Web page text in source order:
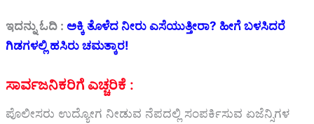
ಇದನ್ನು ಓದಿ : ಅಕ್ಕಿ ತೊಳೆದ ನೀರು ಎಸೆಯುತ್ತೀರಾ? ಹೀಗೆ ಬಳಸಿದರೆ
ಗಿಡಗಳಲ್ಲಿ ಹಸಿರು ಚಮತ್ಕಾರ!
ಸಾರ್ವಜನಿಕರಿಗೆ ಎಚ್ಚರಿಕೆ :
ಪೊಲೀಸರು ಉದ್ಯೋಗ ನೀಡುವ ನೆಪದಲ್ಲಿ ಸಂಪರ್ಕಿಸುವ ಏಜೆನ್ಸಿಗಳ